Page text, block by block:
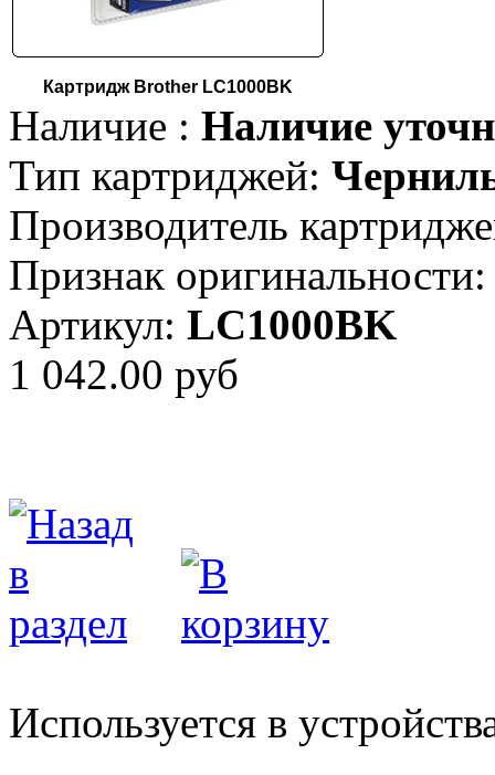
Картридж Brother LC1000BK
Наличие : Наличие
Тип картриджей:
Производитель
Признак оригинальности:
Артикул: LC1000BK
1 042.00 руб
Используется в